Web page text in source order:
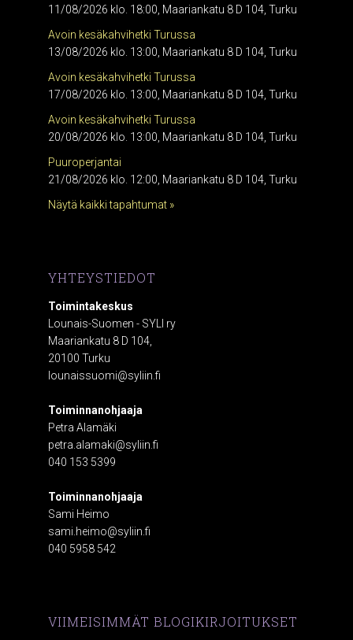
11/08/2026 klo. 18:00, Maariankatu 8 D 104, Turku
Avoin kesäkahvihetki Turussa
13/08/2026 klo. 13:00, Maariankatu 8 D 104, Turku
Avoin kesäkahvihetki Turussa
17/08/2026 klo. 13:00, Maariankatu 8 D 104, Turku
Avoin kesäkahvihetki Turussa
20/08/2026 klo. 13:00, Maariankatu 8 D 104, Turku
Puuroperjantai
21/08/2026 klo. 12:00, Maariankatu 8 D 104, Turku
Näytä kaikki tapahtumat »
YHTEYSTIEDOT
Toimintakeskus
Lounais-Suomen - SYLI ry
Maariankatu 8 D 104,
20100 Turku
lounaissuomi@syliin.fi
Toiminnanohjaaja
Petra Alamäki
petra.alamaki@syliin.fi
040 153 5399
Toiminnanohjaaja
Sami Heimo
sami.heimo@syliin.fi
040 5958 542
VIIMEISIMMÄT BLOGIKIRJOITUKSET